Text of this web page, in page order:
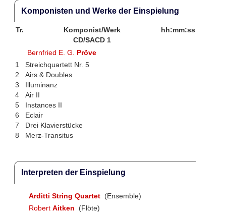
Komponisten und Werke der Einspielung
Tr. Komponist/Werk
hh:mm:ss
CD/SACD 1
Bernfried E. G. Pröve
1
Streichquartett Nr. 5
2
Airs & Doubles
3
Illuminanz
4
Air II
5
Instances II
6
Eclair
7
Drei Klavierstücke
8
Merz-Transitus
Interpreten der Einspielung
Arditti String Quartet (Ensemble)
Robert Aitken
(Flöte)